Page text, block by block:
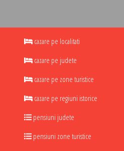
cazare pe localitati
cazare pe judete
cazare pe zone turistice
cazare pe regiuni istorice
pensiuni judete
pensiuni zone turistice